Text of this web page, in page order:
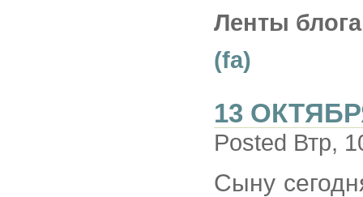
Ленты
(fa)
13
Posted Втр,
Сыну